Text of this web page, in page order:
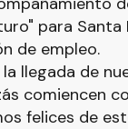
para Santa
de empleo.
llegada de
comiencen
felices de